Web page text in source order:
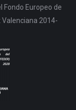
Fondo Europeo de
Valenciana 2014-